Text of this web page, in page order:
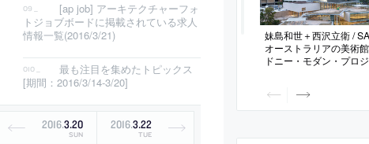
[ap job] アーキテクチャーフォ
トジョブボードに掲載されている求人
情報一覧(2016/3/21)
最も注目を集めたトピックス
[期間：2016/3/14-3/20]
2016.3.20
SUN
2016.3.22
TUE
妹島和世＋西沢立衛 /
オーストラリアの美術
ドニー・モダン・プロ
方を目指し、複数のヴォ
斜に沿って重なる構成
別な体験を生み出す